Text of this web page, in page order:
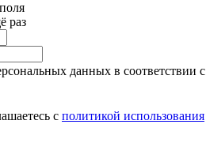
раз
данных в соответствии с
с политикой использования